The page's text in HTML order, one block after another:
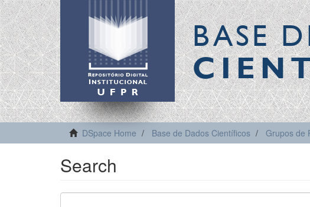
BASE
DSpace Home Base de Dados Científicos Grupos de
Search